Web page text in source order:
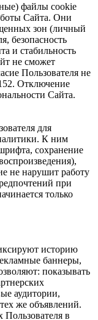
файлы cookie
Сайта. Они
зон (личный
безопасность
и стабильность
не сможет
Пользователя не
Отключение
Сайта.
для
К ним
сохранение
не нарушит работу
при
только
историю
баннеры,
показывать
аудитории,
же объявлений.
в